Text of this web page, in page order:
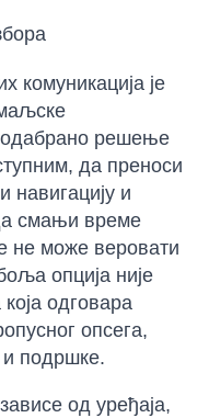
комуникација је
одабрано решење
да преноси
навигацију и
смањи време
не може веровати
опција није
која одговара
опсега,
и подршке.
од уређаја,